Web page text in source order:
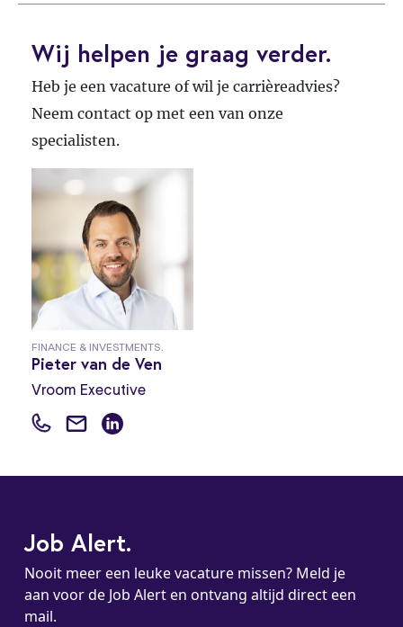
Wij helpen je graag verder.
Heb je een vacature of wil je carrièreadvies?
Neem contact op met een van onze
specialisten.
FINANCE & INVESTMENTS.
Pieter van de Ven
Vroom Executive
Job Alert.
Nooit meer een leuke vacature missen? Meld je
aan voor de Job Alert en ontvang altijd direct een
mail.